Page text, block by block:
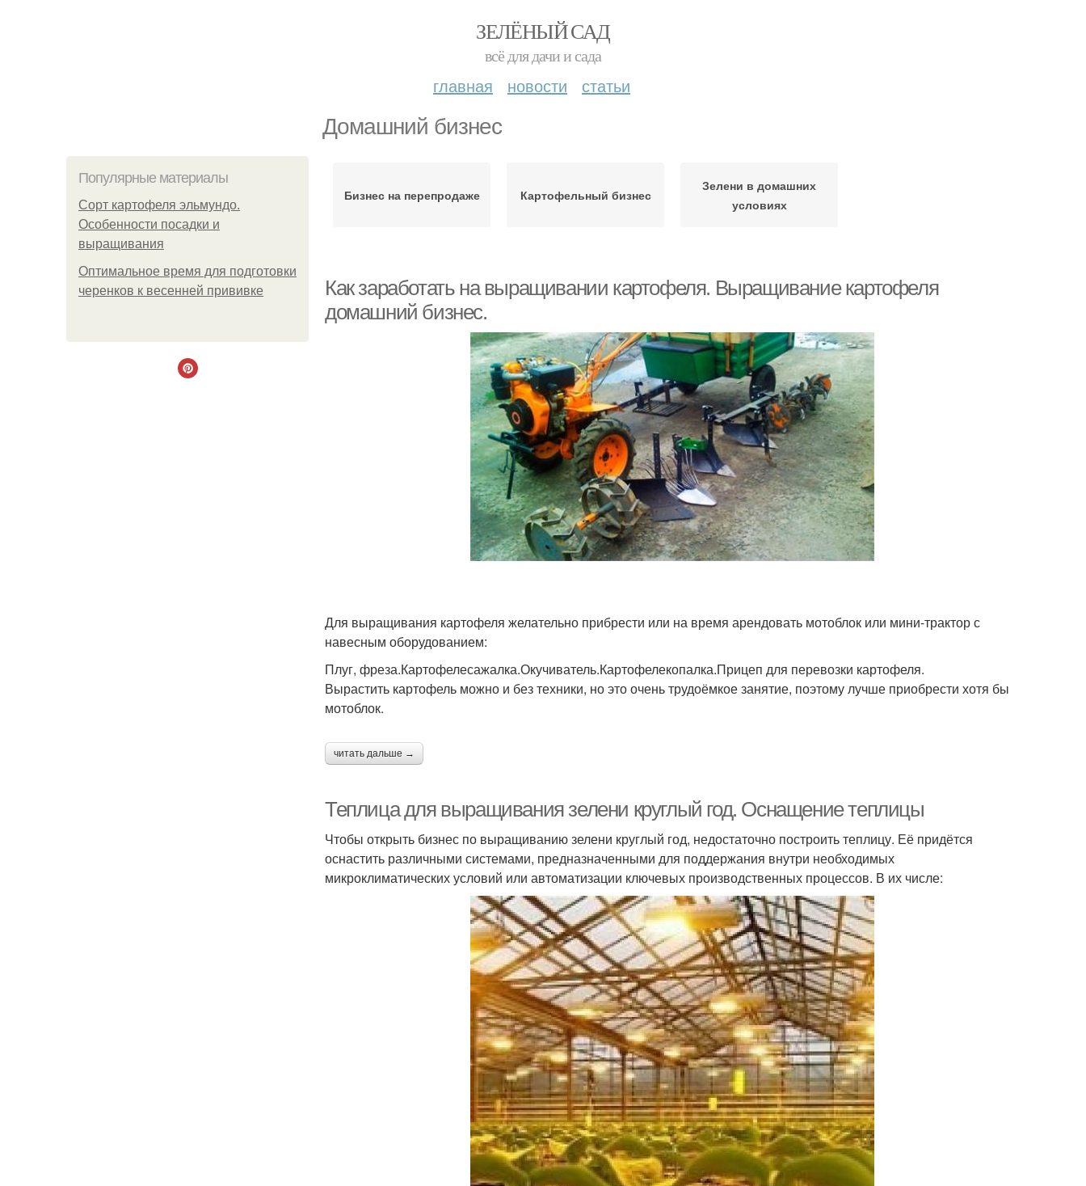
ЗЕЛЁНЫЙ САД
всё для дачи и сада
главная новости статьи
Домашний бизнес
Популярные материалы
Сорт картофеля эльмундо.
Особенности посадки и
выращивания
Оптимальное время для подготовки
черенков к весенней прививке
Бизнес на перепродаже Картофельный бизнес
Зелени в домашних
условиях
Как заработать на выращивании картофеля. Выращивание картофеля
домашний бизнес.
Для выращивания картофеля желательно прибрести или на время арендовать мотоблок или мини-трактор с
навесным оборудованием:
Плуг, фреза.Картофелесажалка.Окучиватель.Картофелекопалка.Прицеп для перевозки картофеля.
Вырастить картофель можно и без техники, но это очень трудоёмкое занятие, поэтому лучше приобрести хотя бы
мотоблок.
читать дальше →
Теплица для выращивания зелени круглый год. Оснащение теплицы
Чтобы открыть бизнес по выращиванию зелени круглый год, недостаточно построить теплицу. Её придётся
оснастить различными системами, предназначенными для поддержания внутри необходимых
микроклиматических условий или автоматизации ключевых производственных процессов. В их числе: